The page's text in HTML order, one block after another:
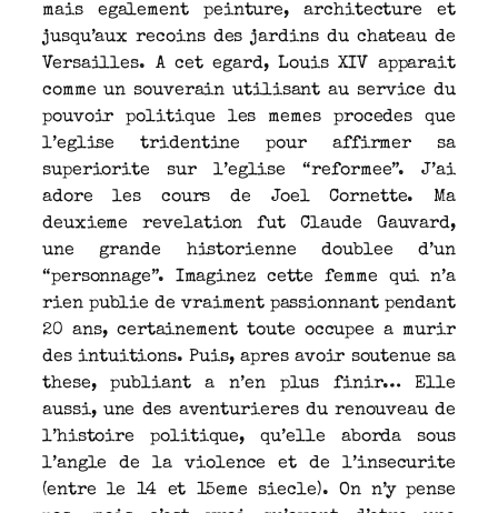
mais egalement peinture, architecture et
jusqu’aux recoins des jardins du chateau de
Versailles. A cet egard, Louis XIV apparait
comme un souverain utilisant au service du
pouvoir politique les memes procedes que
l’eglise tridentine pour affirmer sa
superiorite sur l’eglise “reformee”. J’ai
adore les cours de Joel Cornette. Ma
deuxieme revelation fut Claude Gauvard,
une grande historienne doublee d’un
“personnage”. Imaginez cette femme qui n’a
rien publie de vraiment passionnant pendant
20 ans, certainement toute occupee a murir
des intuitions. Puis, apres avoir soutenue sa
these, publiant a n’en plus finir… Elle
aussi, une des aventurieres du renouveau de
l’histoire politique, qu’elle aborda sous
l’angle de la violence et de l’insecurite
(entre le 14 et 15eme siecle). On n’y pense